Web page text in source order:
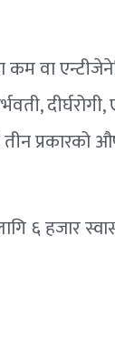
कम वा
प्रकारको
६ हजार